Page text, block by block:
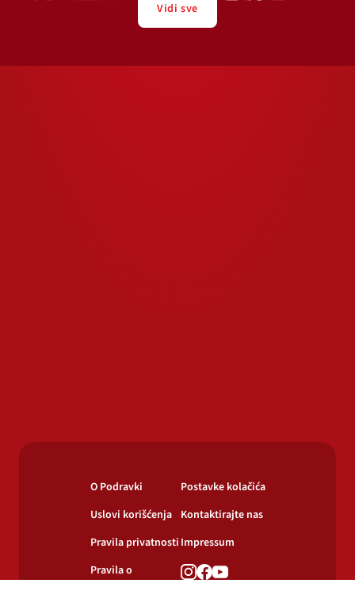
Vidi sve
O Podravki
Uslovi korišćenja
Pravila privatnosti
Pravila o
Postavke kolačića
Kontaktirajte nas
Impressum